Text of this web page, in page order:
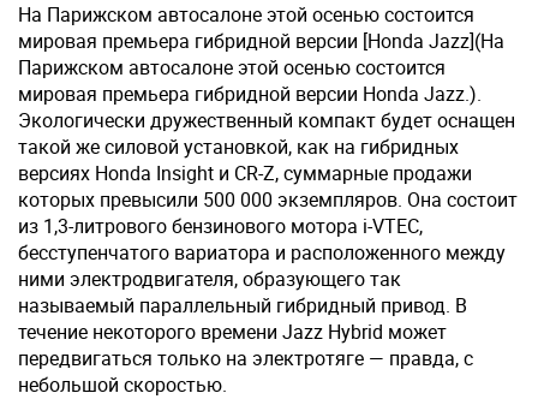
На Парижском автосалоне этой осенью состоится
мировая премьера гибридной версии [Honda Jazz](На
Парижском автосалоне этой осенью состоится
мировая премьера гибридной версии Honda Jazz.).
Экологически дружественный компакт будет оснащен
такой же силовой установкой, как на гибридных
версиях Honda Insight и CR-Z, суммарные продажи
которых превысили 500 000 экземпляров. Она состоит
из 1,3-литрового бензинового мотора i-VTEC,
бесступенчатого вариатора и расположенного между
ними электродвигателя, образующего так
называемый параллельный гибридный привод. В
течение некоторого времени Jazz Hybrid может
передвигаться только на электротяге — правда, с
небольшой скоростью.